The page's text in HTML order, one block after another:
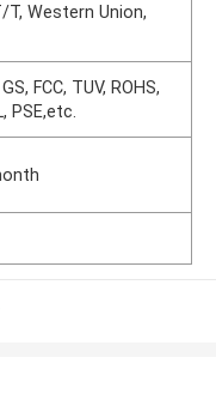
T, Western Union,
FCC, TUV, ROHS,
PSE,etc.